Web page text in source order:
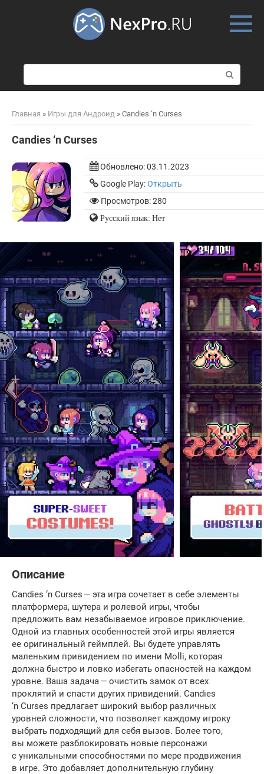
о
и
к
Главная » Игры для Андроид » Candies ‘n Curses
Candies ‘n Curses
Обновлено:03.11.2023
Google Play:Открыть
Просмотров: 280
Русский язык: Нет
Описание
Candies ‘n Curses — эта игра сочетает в себе элементы
платформера, шутера и ролевой игры, чтобы
предложить вам незабываемое игровое приключение.
Одной из главных особенностей этой игры является
ее оригинальный геймплей. Вы будете управлять
маленьким привидением по имени Molli, которая
должна быстро и ловко избегать опасностей на каждом
уровне. Ваша задача — очистить замок от всех
проклятий и спасти других привидений. Candies
‘n Curses предлагает широкий выбор различных
уровней сложности, что позволяет каждому игроку
выбрать подходящий для себя вызов. Более того,
вы можете разблокировать новые персонажи
с уникальными способностями по мере продвижения
в игре. Это добавляет дополнительную глубину